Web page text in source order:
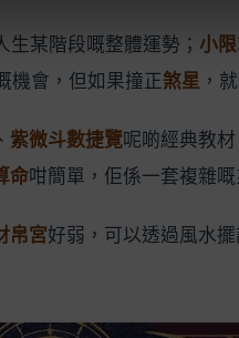
某階段嘅整體運勢； 小限
機會，但如果撞正煞星 ，
紫微斗數捷覽呢啲經典教
命咁簡單，佢係一套複雜
帛宮好弱，可以透過風水